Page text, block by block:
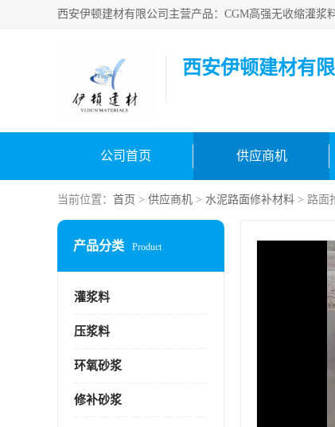
西安伊顿建材有
公司首页 供应商机
当前位置： 首页 > 供应商机 > 水泥路面修补材料 > 路面
产品分类 Product
灌浆料
压浆料
环氧砂浆
修补砂浆